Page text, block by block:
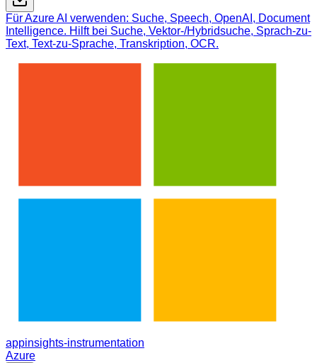
Für Azure AI verwenden: Suche, Speech, OpenAI, Document
Intelligence. Hilft bei Suche, Vektor-/Hybridsuche, Sprach-zu-
Text, Text-zu-Sprache, Transkription, OCR.
appinsights-instrumentation
Azure